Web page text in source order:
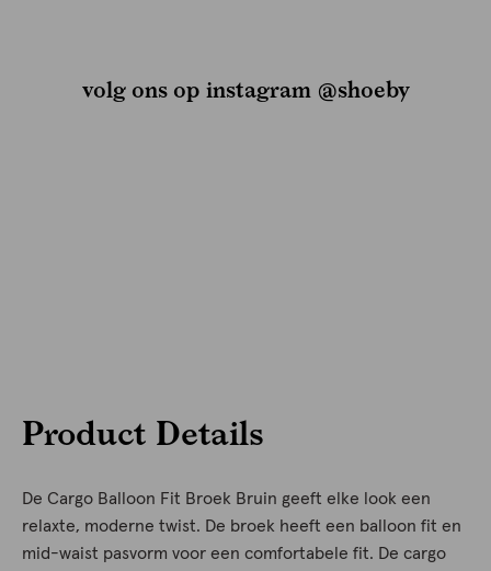
volg ons op instagram @shoeby
Product Details
De Cargo Balloon Fit Broek Bruin geeft elke look een
relaxte, moderne twist. De broek heeft een balloon fit en
mid-waist pasvorm voor een comfortabele fit. De cargo